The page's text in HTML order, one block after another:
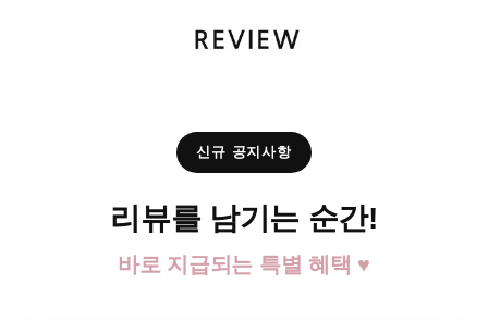
신규 공지사항
리뷰를 남기는 순간!
바로 지급되는 특별 혜택 ♥